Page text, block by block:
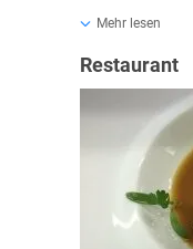
Balinesische
Schon der
thailändische
Folgen Sie
Betörende
sich und führen
Mehr lesen
Restaurant